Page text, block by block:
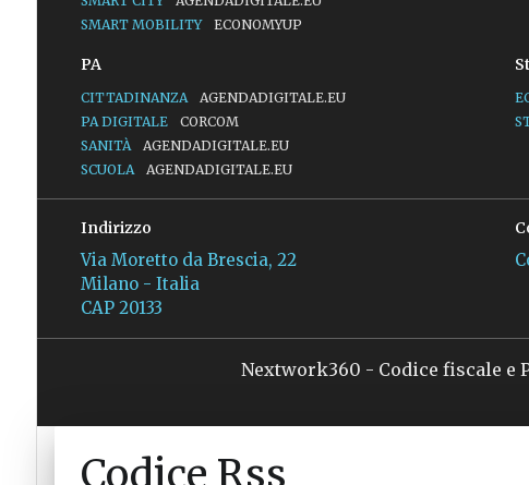
SMART MOBILITY
ECONOMYUP
PA
CITTADINANZA
AGENDADIGITALE.EU
PA DIGITALE
CORCOM
SANITÀ
AGENDADIGITALE.EU
SCUOLA
AGENDADIGITALE.EU
Indirizzo
Via Moretto da Brescia, 22
Milano - Italia
CAP 20133
Nextwork360 - Codice fiscale e
Codice Rss